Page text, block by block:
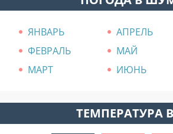
ЯНВАРЬ АПРЕЛЬ
ФЕВРАЛЬ
МАЙ
МАРТ
ИЮНЬ
ТЕМПЕРАТУРА